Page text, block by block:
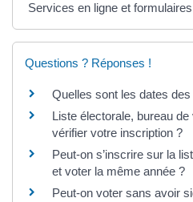
Services en ligne et formulaires
Questions ? Réponses !
Quelles sont les dates
Liste électorale, bureau
vérifier votre inscription ?
Peut-on s’inscrire sur la
et voter la même année ?
Peut-on voter sans avoir